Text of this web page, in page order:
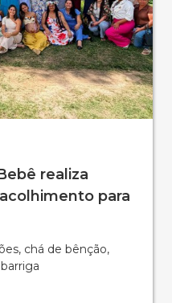
realiza
para
chá de bênção,